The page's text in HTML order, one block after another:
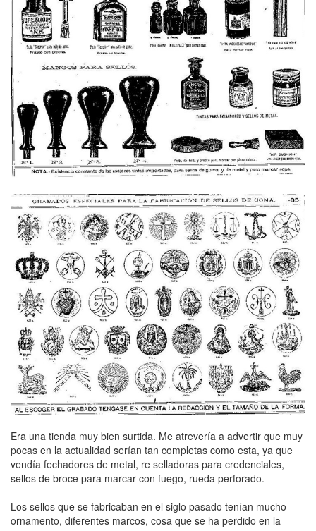
Era una tienda muy bien surtida. Me atrevería a advertir que muy
pocas en la actualidad serían tan completas como esta, ya que
vendía fechadores de metal, re selladoras para credenciales,
sellos de broce para marcar con fuego, rueda perforado.
Los sellos que se fabricaban en el siglo pasado tenían mucho
ornamento, diferentes marcos, cosa que se ha perdido en la